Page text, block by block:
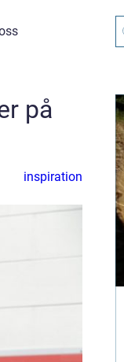
på
inspiration